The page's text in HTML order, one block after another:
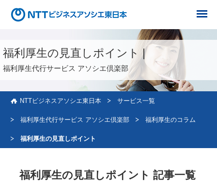
ー
バ
ー
バ
福利厚生の見直しポイント |
福利厚生代行サービス アソシエ倶楽部
NTTビジネスアソシエ東日本 サービス一覧
福利厚生代行サービス アソシエ倶楽部 福利厚生のコラム
福利厚生の見直しポイント
福利厚生の見直しポイント 記事一覧